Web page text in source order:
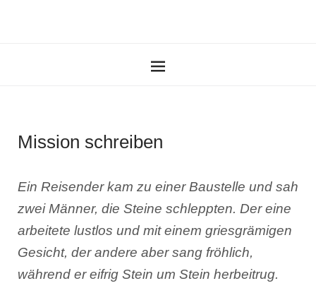
Mission schreiben
Ein Reisender kam zu einer Baustelle und sah
zwei Männer, die Steine schleppten. Der eine
arbeitete lustlos und mit einem griesgrämigen
Gesicht, der andere aber sang fröhlich,
während er eifrig Stein um Stein herbeitrug.